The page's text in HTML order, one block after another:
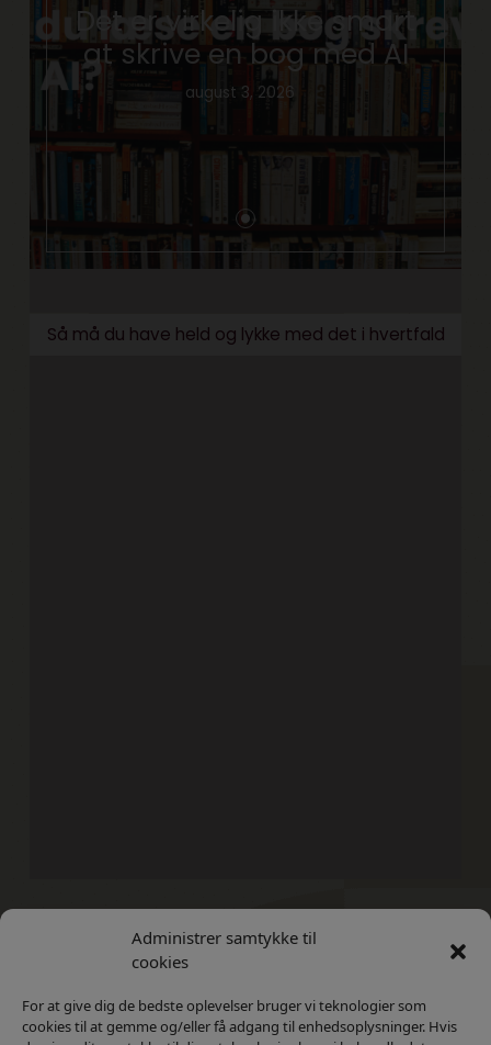
Administrer samtykke til
cookies
For at give dig de bedste oplevelser bruger vi teknologier som
cookies til at gemme og/eller få adgang til enhedsoplysninger. Hvis
Det er virkelig ikke smart
at skrive en bog med AI
august 3, 2026
Så må du have held og lykke med det i hvertfald
Kontakt